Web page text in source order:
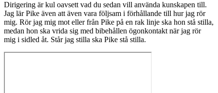
Dirigering är kul oavsett vad du sedan vill använda kunskapen till.
Jag lär Pike även att även vara följsam i förhållande till hur jag rör
mig. Rör jag mig mot eller från Pike på en rak linje ska hon stå stilla,
medan hon ska vrida sig med bibehållen ögonkontakt när jag rör
mig i sidled åt. Står jag stilla ska Pike stå stilla.